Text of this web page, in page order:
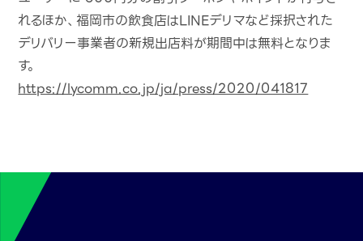
れるほか、福岡市の飲食店はLINEデリマなど採択された
デリバリー事業者の新規出店料が期間中は無料となりま
す。
https://lycomm.co.jp/ja/press/2020/041817